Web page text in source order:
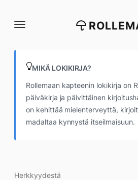
suoraan
MIKÄ LOKIKIRJA?
Rollemaan kapteenin lokikirja on
päiväkirja ja päivittäinen
on kehittää mielenterveyttä,
madaltaa kynnystä itseilmaisuun.
Herkkyydestä